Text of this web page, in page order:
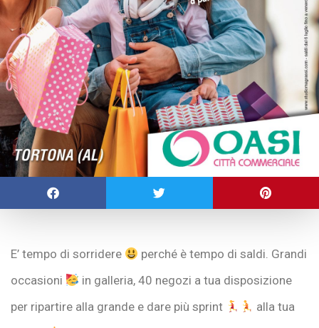
E’ tempo di sorridere
perché è tempo di saldi. Grandi
occasioni
in galleria, 40 negozi a tua disposizione
per ripartire alla grande e dare più sprint
alla tua